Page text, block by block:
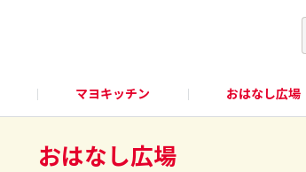
マヨキッチン おはなし広場
おはなし広場